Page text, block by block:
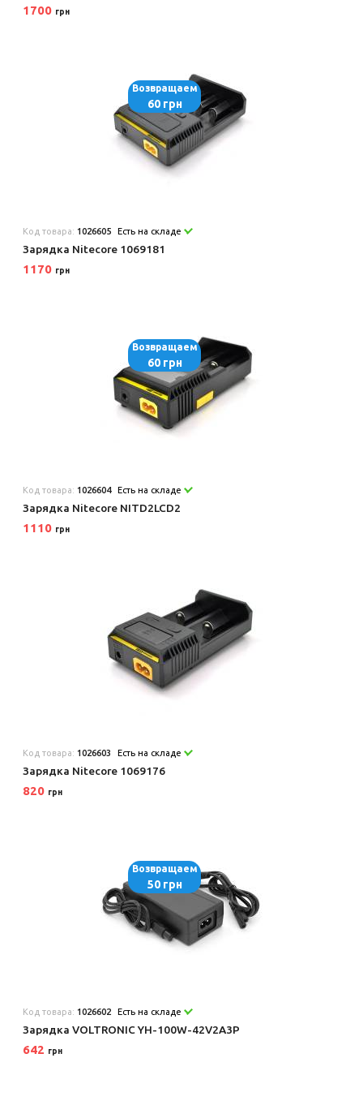
1700 грн
Возвращаем
60 грн
Код товара: 1026605 Есть на складе
Зарядка Nitecore 1069181
1170 грн
Возвращаем
60 грн
Код товара: 1026604 Есть на складе
Зарядка Nitecore NITD2LCD2
1110 грн
Код товара: 1026603 Есть на складе
Зарядка Nitecore 1069176
820 грн
Возвращаем
50 грн
Код товара: 1026602 Есть на складе
Зарядка VOLTRONIC YH-100W-42V2A3P
642 грн